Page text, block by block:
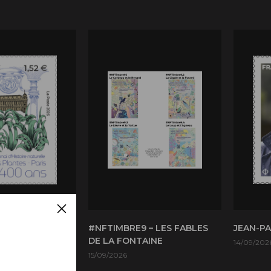
PARIS
#NFTIMBRE9 – LES FABLES
DE LA FONTAINE
15/09/2026
JEAN-
14/09/